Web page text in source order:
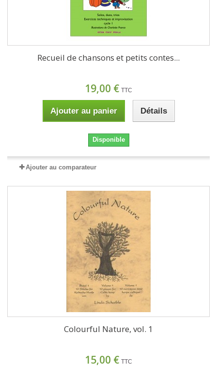
Recueil de chansons et petits contes...
19,00 € TTC
Ajouter au panier Détails
Disponible
Ajouter au comparateur
Colourful Nature, vol. 1
15,00 € TTC